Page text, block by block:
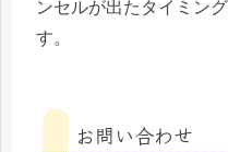
ンセルが出たタイミン
す。
お問い合わせ